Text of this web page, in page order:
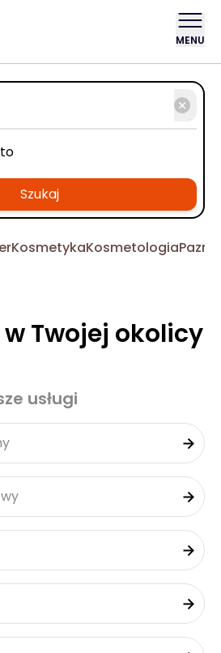
MENU
Szukaj
KosmetykaKosmetologia
Twojej okolicy
usługi